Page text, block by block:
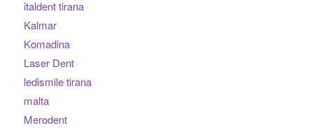
italdent tirana
Kalmar
Komadina
Laser Dent
ledismile tirana
malta
Merodent